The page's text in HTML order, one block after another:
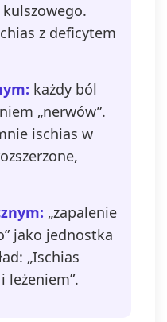
z deficytem
każdy ból
„nerwów”.
ischias w
„zapalenie
jako jednostka
„Ischias
leżeniem”.